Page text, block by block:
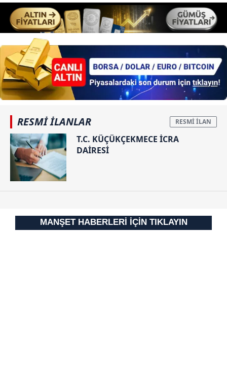
RESMİ İLANLAR
T.C. KÜÇÜKÇEKMECE İCRA
DAİRESİ
MANŞET HABERLERİ İÇİN TIKLAYIN